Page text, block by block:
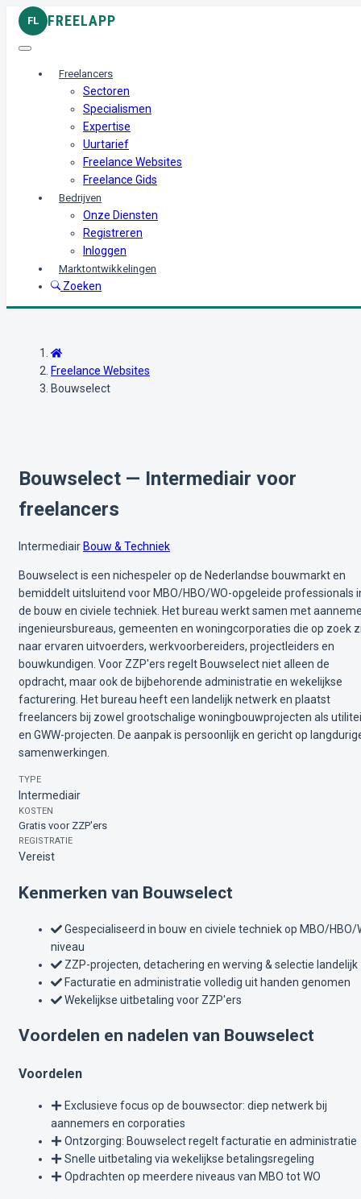
FL FREELAPP
Freelancers
Sectoren
Specialismen
Expertise
Uurtarief
Freelance Websites
Freelance Gids
Bedrijven
Onze Diensten
Registreren
Inloggen
Marktontwikkelingen
Zoeken
Freelance Websites
Bouwselect
Bouwselect — Intermediair voor
freelancers
Intermediair Bouw & Techniek
Bouwselect is een nichespeler op de Nederlandse bouwmarkt en
bemiddelt uitsluitend voor MBO/HBO/WO-opgeleide professionals
de bouw en civiele techniek. Het bureau werkt samen met
ingenieursbureaus, gemeenten en woningcorporaties die op zoek
naar ervaren uitvoerders, werkvoorbereiders, projectleiders en
bouwkundigen. Voor ZZP'ers regelt Bouwselect niet alleen de
opdracht, maar ook de bijbehorende administratie en wekelijkse
facturering. Het bureau heeft een landelijk netwerk en plaatst
freelancers bij zowel grootschalige woningbouwprojecten als
en GWW-projecten. De aanpak is persoonlijk en gericht op
samenwerkingen.
TYPE
Intermediair
KOSTEN
Gratis voor ZZP'ers
REGISTRATIE
Vereist
Kenmerken van Bouwselect
Gespecialiseerd in bouw en civiele techniek op MBO/HBO/
niveau
ZZP-projecten, detachering en werving & selectie landelijk
Facturatie en administratie volledig uit handen genomen
Wekelijkse uitbetaling voor ZZP'ers
Voordelen en nadelen van Bouwselect
Voordelen
Exclusieve focus op de bouwsector: diep netwerk bij
aannemers en corporaties
Ontzorging: Bouwselect regelt facturatie en administratie
Snelle uitbetaling via wekelijkse betalingsregeling
Opdrachten op meerdere niveaus van MBO tot WO